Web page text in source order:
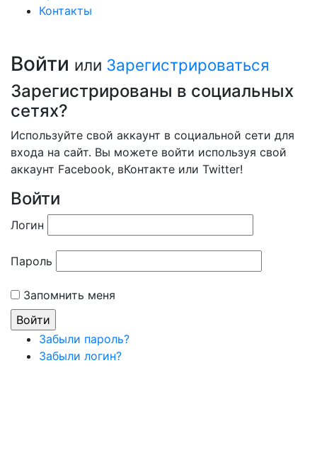
Контакты
Войти или Зарегистрироваться
Зарегистрированы в социальных
сетях?
Используйте свой аккаунт в социальной сети для
входа на сайт. Вы можете войти используя свой
аккаунт Facebook, вКонтакте или Twitter!
Войти
Логин
Пароль
Запомнить меня
Забыли пароль?
Забыли логин?